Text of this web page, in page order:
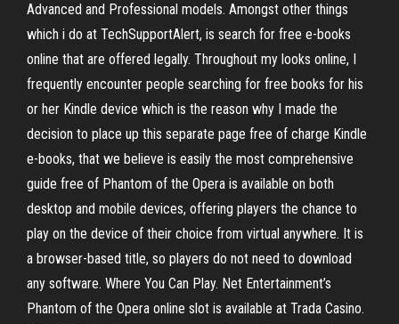
Advanced and Professional models. Amongst other things
which i do at TechSupportAlert, is search for free e-books
online that are offered legally. Throughout my looks online, I
frequently encounter people searching for free books for his
or her Kindle device which is the reason why I made the
decision to place up this separate page free of charge Kindle
e-books, that we believe is easily the most comprehensive
guide free of Phantom of the Opera is available on both
desktop and mobile devices, offering players the chance to
play on the device of their choice from virtual anywhere. It is
a browser-based title, so players do not need to download
any software. Where You Can Play. Net Entertainment’s
Phantom of the Opera online slot is available at Trada Casino.